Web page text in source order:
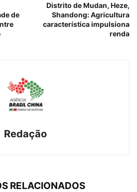
de
Distrito de Mudan, Heze,
Shandong: Agricultura
característica impulsiona
renda
Redação
RELACIONADOS